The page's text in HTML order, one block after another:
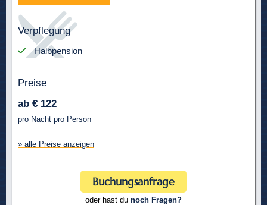
Preise
ab € 122
pro Nacht pro Person
» alle Preise anzeigen
Verpflegung
Halbpension
Buchungsanfrage
oder hast du noch Fragen?